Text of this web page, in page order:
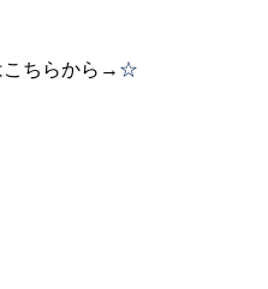
こちらから→ ☆